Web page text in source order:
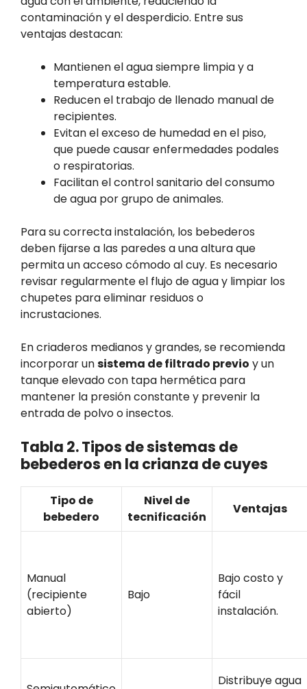
contaminación y el desperdicio. Entre sus
ventajas destacan:
Mantienen el agua siempre limpia y a
temperatura estable.
Reducen el trabajo de llenado manual de
recipientes.
Evitan el exceso de humedad en el piso,
que puede causar enfermedades podales
o respiratorias.
Facilitan el control sanitario del consumo
de agua por grupo de animales.
Para su correcta instalación, los bebederos
deben fijarse a las paredes a una altura que
permita un acceso cómodo al cuy. Es necesario
revisar regularmente el flujo de agua y limpiar los
chupetes para eliminar residuos o
incrustaciones.
En criaderos medianos y grandes, se recomienda
incorporar unsistema de filtrado previo y un
tanque elevado con tapa hermética para
mantener la presión constante y prevenir la
entrada de polvo o insectos.
Tabla 2. Tipos de sistemas de
bebederos en la crianza de cuyes
Tipo de
bebedero
Nivel de
tecnificación
Ventajas
Manual
(recipiente
abierto)
Bajo
Bajo costo y
fácil
instalación.
Distribuye agua